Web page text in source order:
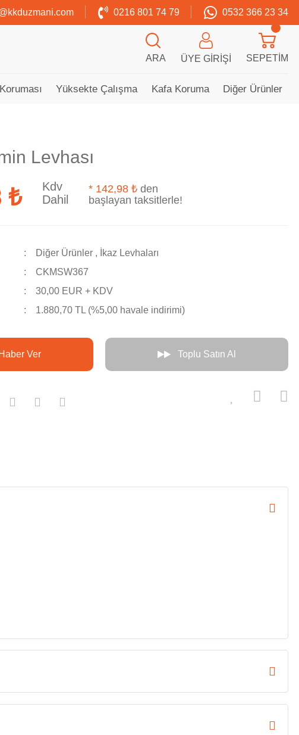
0216 801 74 79 0532 366 23 34
ARA ÜYE GIRIŞI SEPETIM
Yüksekte Çalışma Kafa Koruma Diğer Ürünler
Levhası
₺
Kdv
Dahil
* 142,98 ₺ den
başlayan taksitlerle!
Diğer Ürünler ,
İkaz Levhaları
CKMSW367
30,00 EUR + KDV
1.880,70 TL (%5,00 havale indirimi)
Ver Toplu Satın Al